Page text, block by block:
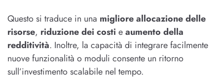
Questo si traduce in una migliore allocazione delle
risorse, riduzione dei costi eaumento della
redditività. Inoltre, la capacità di integrare facilmente
nuove funzionalità o moduli consente un ritorno
sull’investimento scalabile nel tempo.